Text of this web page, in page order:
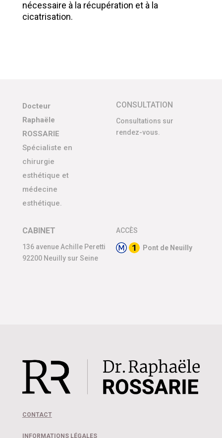
nécessaire à la récupération et à la
cicatrisation.
Docteur
Raphaële
ROSSARIE
Spécialiste en
chirurgie
esthétique et
médecine
esthétique.
CONSULTATION
Consultations sur
rendez-vous.
CABINET
136 avenue Achille Peretti
92200 Neuilly sur Seine
ACCÈS
Pont de Neuilly
CONTACT
INFORMATIONS LÉGALES